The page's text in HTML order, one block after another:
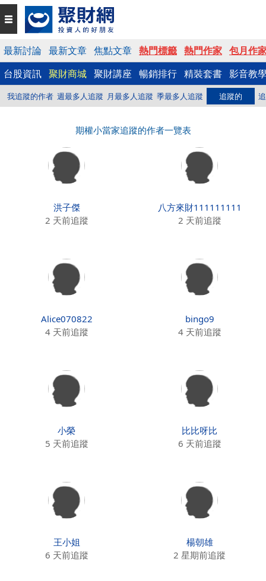
最新討論 最新文章 焦點文章 熱門標籤 熱門作家 包月作
台股資訊 聚財商城 聚財講座 暢銷排行 精裝套書 影音教
我追蹤的作者 週最多人追蹤 月最多人追蹤 季最多人追蹤 追蹤的
期權小當家追蹤的作者一覽表
洪子傑
2 天前追蹤
八方來財111111111
2 天前追蹤
Alice070822
4 天前追蹤
bingo9
4 天前追蹤
小榮
5 天前追蹤
比比呀比
6 天前追蹤
王小姐
6 天前追蹤
楊朝雄
2 星期前追蹤